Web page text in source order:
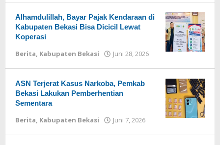
Alhamdulillah, Bayar Pajak Kendaraan di
Kabupaten Bekasi Bisa Dicicil Lewat
Koperasi
Berita, Kabupaten Bekasi Juni 28, 2026
oleh
ASN Terjerat Kasus Narkoba, Pemkab
Bekasi Lakukan Pemberhentian
Sementara
Berita, Kabupaten Bekasi Juni 7, 2026